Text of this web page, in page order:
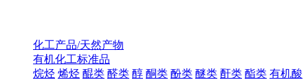
化工产品/天然产物
有机化工标准品
烷烃 烯烃 醌类 醛类 醇 酮类 酚类 醚类 酐类 酯类 有机酸